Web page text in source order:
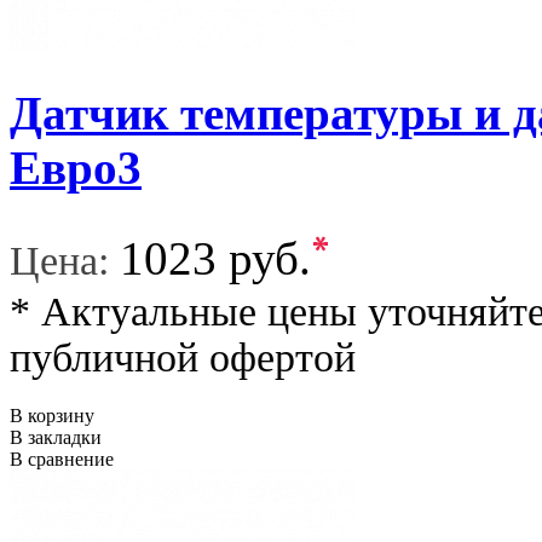
Датчик температуры и
Евро3
Цена: 1023 руб.*
* Актуальные цены
публичной офертой
В корзину
В закладки
В сравнение